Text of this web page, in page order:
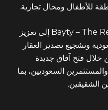
للأطفال ومحال تجارية.
ويهدف معرض Bayty – The Real Estate Expo إلى تعزيز
وتشجيع تصدير العقار
خلال فتح آفاق جديدة
السعوديين، بما
الشقيقين.